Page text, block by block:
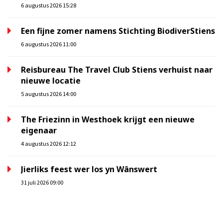
6 augustus 2026 15:28
Een fijne zomer namens Stichting BiodiverStiens
6 augustus 2026 11:00
Reisbureau The Travel Club Stiens verhuist naar
nieuwe locatie
5 augustus 2026 14:00
The Friezinn in Westhoek krijgt een nieuwe
eigenaar
4 augustus 2026 12:12
Jierliks feest wer los yn Wânswert
31 juli 2026 09:00